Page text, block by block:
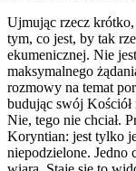
Ujmując rzecz
tym, co jest, by tak
ekumenicznej. Nie
maksymalnego
rozmowy na temat
budując swój Kościół
Nie, tego nie chciał.
Koryntian: jest tylko
niepodzielone. Jedno